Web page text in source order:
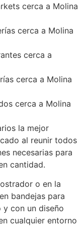
cerca a Molina
cerca a Molina
cerca a
cerca a Molina
cerca a Molina
la mejor
al reunir todos
necesarias para
cantidad.
o en la
bandejas para
con un diseño
cualquier entorno